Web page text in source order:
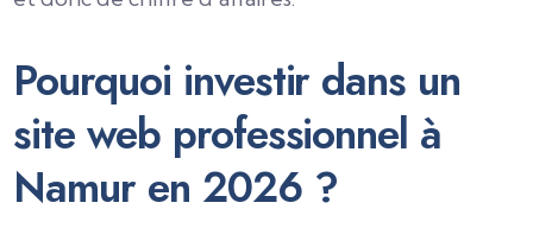
Pourquoi investir dans un
site web professionnel à
Namur en 2026 ?